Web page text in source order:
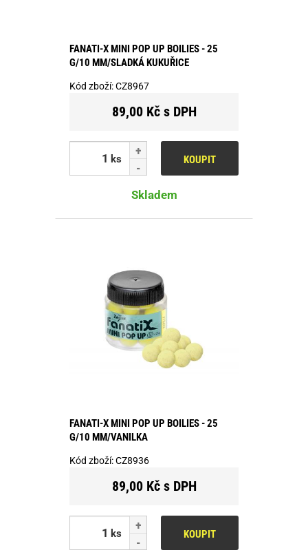
FANATI-X MINI POP UP BOILIES - 25
G/10 MM/SLADKÁ KUKUŘICE
Kód zboží:CZ8967
89,00 Kč s DPH
ks KOUPIT
Skladem
FANATI-X MINI POP UP BOILIES - 25
G/10 MM/VANILKA
Kód zboží:CZ8936
89,00 Kč s DPH
ks KOUPIT